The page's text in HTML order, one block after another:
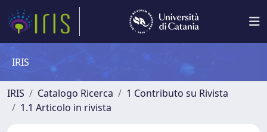
IRIS
IRIS Catalogo Ricerca
1 Contributo su Rivista
1.1 Articolo in rivista